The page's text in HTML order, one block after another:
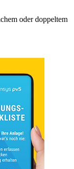
oder doppeltem